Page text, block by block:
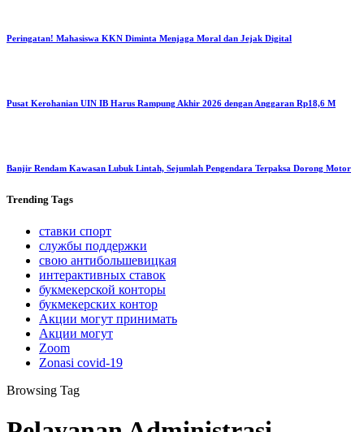
Peringatan! Mahasiswa KKN Diminta Menjaga Moral dan Jejak Digital
Pusat Kerohanian UIN IB Harus Rampung Akhir 2026 dengan Anggaran Rp18,6 M
Banjir Rendam Kawasan Lubuk Lintah, Sejumlah Pengendara Terpaksa Dorong Motor
Trending Tags
ставки спорт
службы поддержки
свою антибольшевицкая
интерактивных ставок
букмекерской конторы
букмекерских контор
Акции могут принимать
Акции могут
Zoom
Zonasi covid-19
Browsing Tag